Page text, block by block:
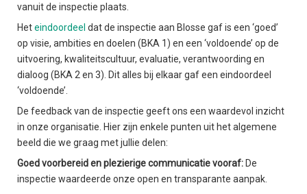
vanuit de inspectie plaats.
Heteindoordeel dat de inspectie aan Blosse gaf is een ‘goed’
op visie, ambities en doelen (BKA 1) en een ‘voldoende’ op de
uitvoering, kwaliteitscultuur, evaluatie, verantwoording en
dialoog (BKA 2 en 3). Dit alles bij elkaar gaf een eindoordeel
‘voldoende’.
De feedback van de inspectie geeft ons een waardevol inzicht
in onze organisatie. Hier zijn enkele punten uit het algemene
beeld die we graag met jullie delen:
Goed voorbereid en plezierige communicatie vooraf:De
inspectie waardeerde onze open en transparante aanpak.